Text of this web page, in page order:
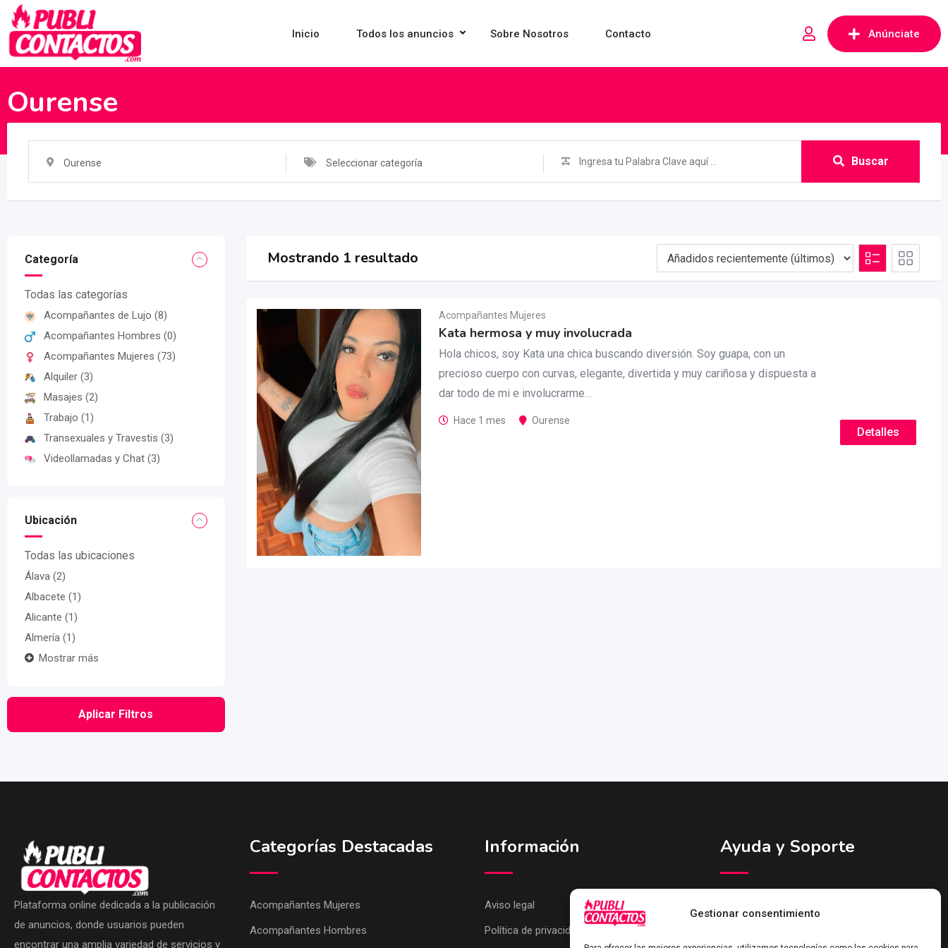
Gestionar consentimiento
Saltar
contenido
Inicio Todos los anuncios Sobre Nosotros Contacto Anúnciate
Ourense
Ourense Seleccionar categoría Buscar
Categoría
Todas las categorías
Acompañantes de Lujo (8)
Acompañantes Hombres (0)
Acompañantes Mujeres (73)
Alquiler (3)
Masajes (2)
Trabajo (1)
Transexuales y Travestis (3)
Videollamadas y Chat (3)
Ubicación
Todas las ubicaciones
Álava (2)
Albacete (1)
Alicante (1)
Almería (1)
Mostrar más
Aplicar Filtros
Mostrando 1 resultado
Acompañantes Mujeres
Kata hermosa y muy involucrada
Hola chicos, soy Kata una chica buscando diversión. Soy guapa, con un
precioso cuerpo con curvas, elegante, divertida y muy cariñosa y dispuesta a
dar todo de mi e involucrarme…
Hace 1 mes Ourense
Detalles
Plataforma online dedicada a la publicación
de anuncios, donde usuarios pueden
encontrar una amplia variedad de servicios y
Categorías Destacadas
Acompañantes Mujeres
Acompañantes Hombres
Información
Aviso legal
Política de privacidad
Ayuda y Soporte